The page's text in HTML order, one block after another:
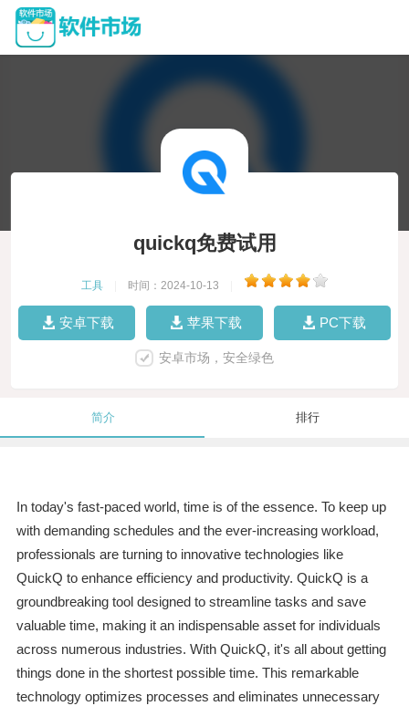
quickq免费试用
工具 时间：2024-10-13
安卓下载 苹果下载 PC下载
安卓市场，安全绿色
简介 排行
In today's fast-paced world, time is of the essence. To keep up
with demanding schedules and the ever-increasing workload,
professionals are turning to innovative technologies like
QuickQ to enhance efficiency and productivity. QuickQ is a
groundbreaking tool designed to streamline tasks and save
valuable time, making it an indispensable asset for individuals
across numerous industries. With QuickQ, it's all about getting
things done in the shortest possible time. This remarkable
technology optimizes processes and eliminates unnecessary